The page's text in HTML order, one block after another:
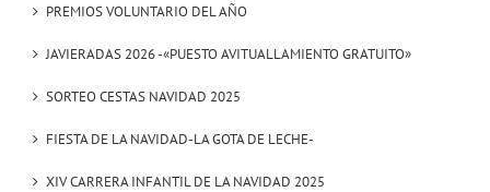
PREMIOS VOLUNTARIO DEL AÑO
JAVIERADAS 2026 -«PUESTO AVITUALLAMIENTO GRATUITO»
SORTEO CESTAS NAVIDAD 2025
FIESTA DE LA NAVIDAD-LA GOTA DE LECHE-
XIV CARRERA INFANTIL DE LA NAVIDAD 2025